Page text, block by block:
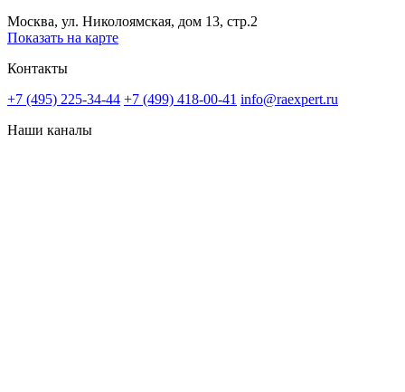
Москва, ул. Николоямская, дом 13, стр.2
Показать на карте
Контакты
+7 (495) 225-34-44 +7 (499) 418-00-41 info@raexpert.ru
Наши каналы